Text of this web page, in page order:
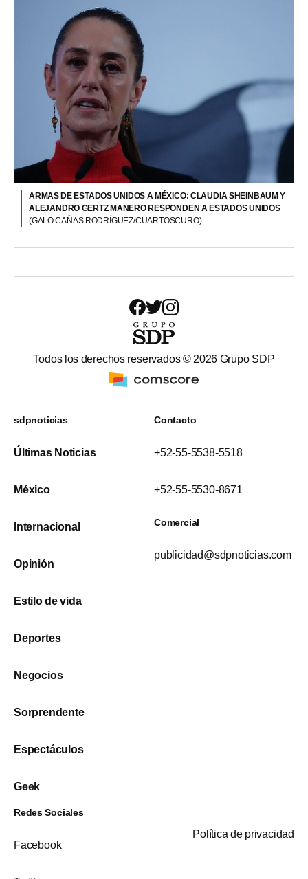
ARMAS DE ESTADOS UNIDOS A MÉXICO: CLAUDIA SHEINBAUM Y
ALEJANDRO GERTZ MANERO RESPONDEN A ESTADOS UNIDOS
(GALO CAÑAS RODRÍGUEZ/CUARTOSCURO)
Todos los derechos reservados © 2026 Grupo SDP
sdpnoticias
Últimas Noticias
México
Internacional
Opinión
Estilo de vida
Deportes
Negocios
Sorprendente
Espectáculos
Geek
Contacto
+52-55-5538-5518
+52-55-5530-8671
Comercial
publicidad@sdpnoticias.com
Redes Sociales
Facebook
Política de privacidad